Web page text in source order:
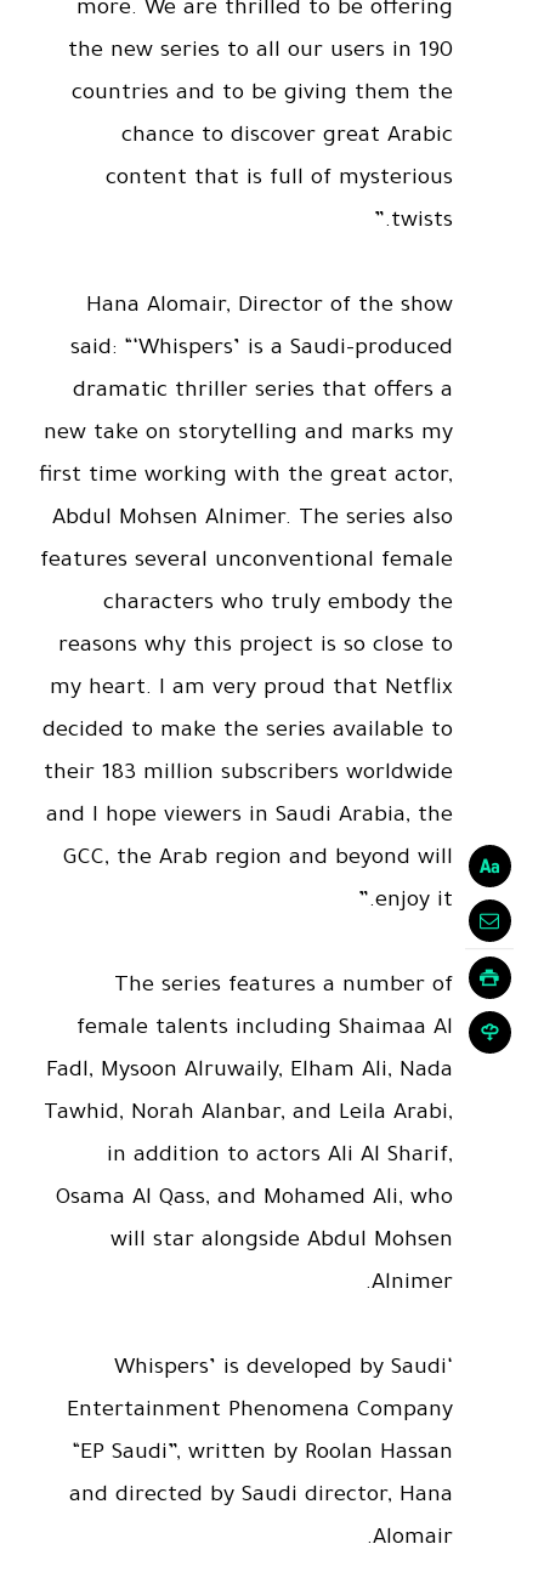
more. We are thrilled to be offering
the new series to all our users in 190
countries and to be giving them the
chance to discover great Arabic
content that is full of mysterious
twists.”
Hana Alomair, Director of the show
said: “‘Whispers’ is a Saudi-produced
dramatic thriller series that offers a
new take on storytelling and marks my
first time working with the great actor,
Abdul Mohsen Alnimer. The series also
features several unconventional female
characters who truly embody the
reasons why this project is so close to
my heart. I am very proud that Netflix
decided to make the series available to
their 183 million subscribers worldwide
and I hope viewers in Saudi Arabia, the
GCC, the Arab region and beyond will
enjoy it.”
The series features a number of
female talents including Shaimaa Al
Fadl, Mysoon Alruwaily, Elham Ali, Nada
Tawhid, Norah Alanbar, and Leila Arabi,
in addition to actors Ali Al Sharif,
Osama Al Qass, and Mohamed Ali, who
will star alongside Abdul Mohsen
Alnimer.
‘Whispers’ is developed by Saudi
Entertainment Phenomena Company
“EP Saudi”, written by Roolan Hassan
and directed by Saudi director, Hana
Alomair.